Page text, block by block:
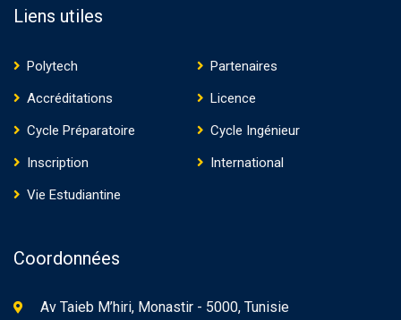
Liens utiles
Polytech
Partenaires
Accréditations
Licence
Cycle Préparatoire
Cycle Ingénieur
Inscription
International
Vie Estudiantine
Coordonnées
Av Taieb M’hiri, Monastir - 5000, Tunisie